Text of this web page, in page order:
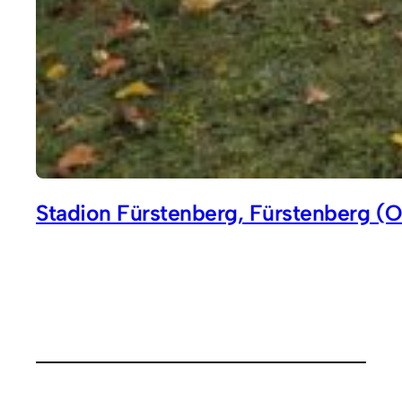
Stadion Fürstenberg, Fürstenberg